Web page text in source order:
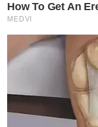
How To Get An
MEDVI